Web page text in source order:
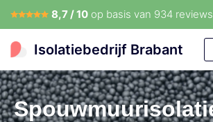
Meteen
de
inhoud
8,7 / 10 op basis van 934 reviews
Isolatiebedrijf Brabant